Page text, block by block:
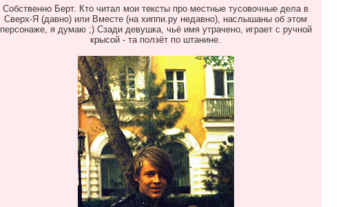
Собственно Берт. Кто читал мои тексты про местные тусовочные дела в
Сверх-Я (давно) или Вместе (на хиппи.ру недавно), наслышаны об этом
персонаже, я думаю ;) Сзади девушка, чьё имя утрачено, играет с ручной
крысой - та ползёт по штанине.